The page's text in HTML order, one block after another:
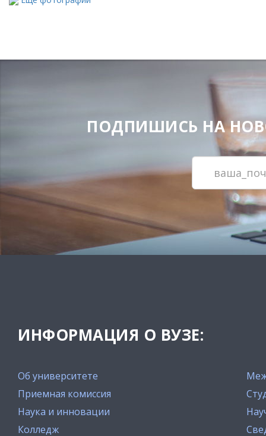
ПОДПИШИСЬ НА
ИНФОРМАЦИЯ О ВУЗЕ:
Об университете
Приемная комиссия
Наука и инновации
Колледж